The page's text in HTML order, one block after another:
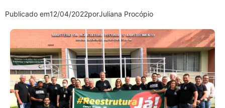
Publicado em12/04/2022porJuliana Procópio